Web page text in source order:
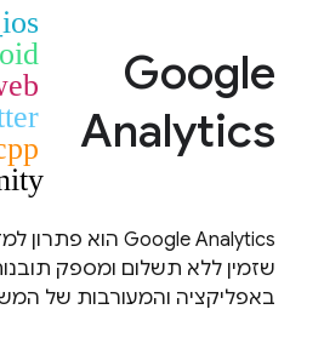
Google
Analytics
Google Analytics הוא פתרון
שזמין ללא תשלום ומספק
באפליקציה והמעורבות של